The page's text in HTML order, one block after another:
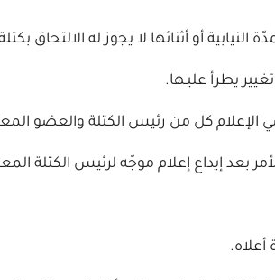
النيابية أو أثنائها لا يجوز له الالتحاق
يطرأ عليـها.
الإعلام كل من رئيس الكتلة والعضو
بعد إيداع إعلام موجّه لرئيس الكتلة
أعلاه.